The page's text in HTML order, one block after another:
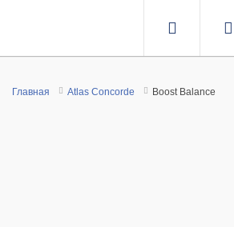
Главная Atlas Concorde Boost Balance